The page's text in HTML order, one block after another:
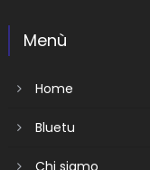
Menù
Home
Bluetu
Chi siamo